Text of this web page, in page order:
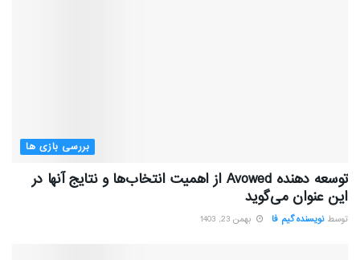
بررسی بازی ها
توسعه دهنده Avowed از اهمیت انتخاب‌ها و نتایج آنها در
این عنوان می‌گوید
توسط نویسنده گیم فا بهمن 23, 1403